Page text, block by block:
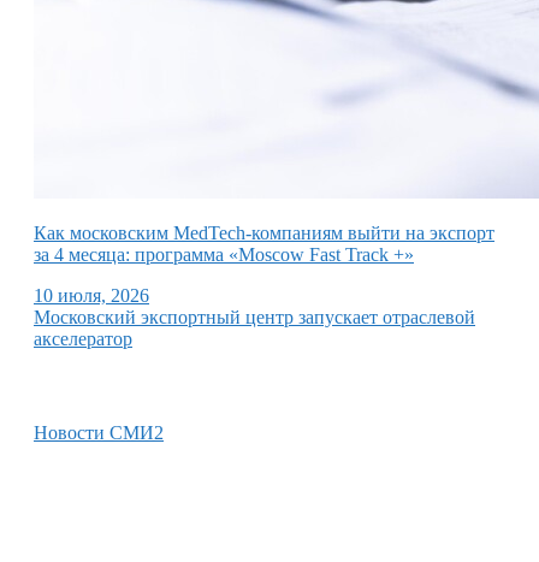
Как московским MedTech-компаниям выйти на экспорт
за 4 месяца: программа «Moscow Fast Track +»
10 июля, 2026
Московский экспортный центр запускает отраслевой
акселератор
Новости СМИ2